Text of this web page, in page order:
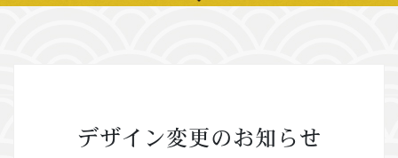
デザイン変更のお知らせ